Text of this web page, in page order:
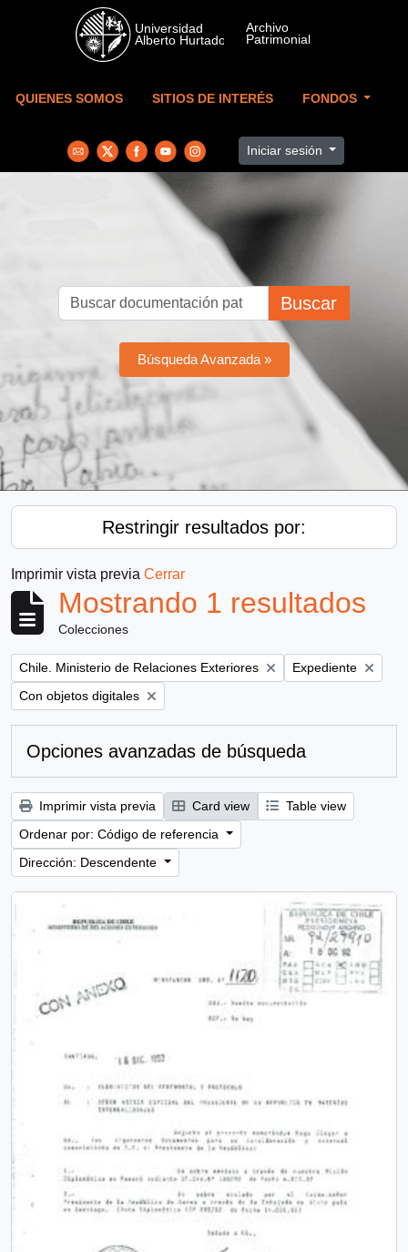
Skip to main content
QUIENES SOMOS SITIOS DE INTERÉS FONDOS
Iniciar sesión
Buscar
Búsqueda Avanzada »
Restringir resultados por:
Imprimir vista previa Cerrar
Mostrando 1 resultados
Colecciones
Remove filter:
Chile. Ministerio de Relaciones Exteriores Remove filter:
Expediente
Remove filter:
Con objetos digitales
Opciones avanzadas de búsqueda
Imprimir vista previa Card view
Table view
Ordenar por: Código de referencia
Dirección: Descendente